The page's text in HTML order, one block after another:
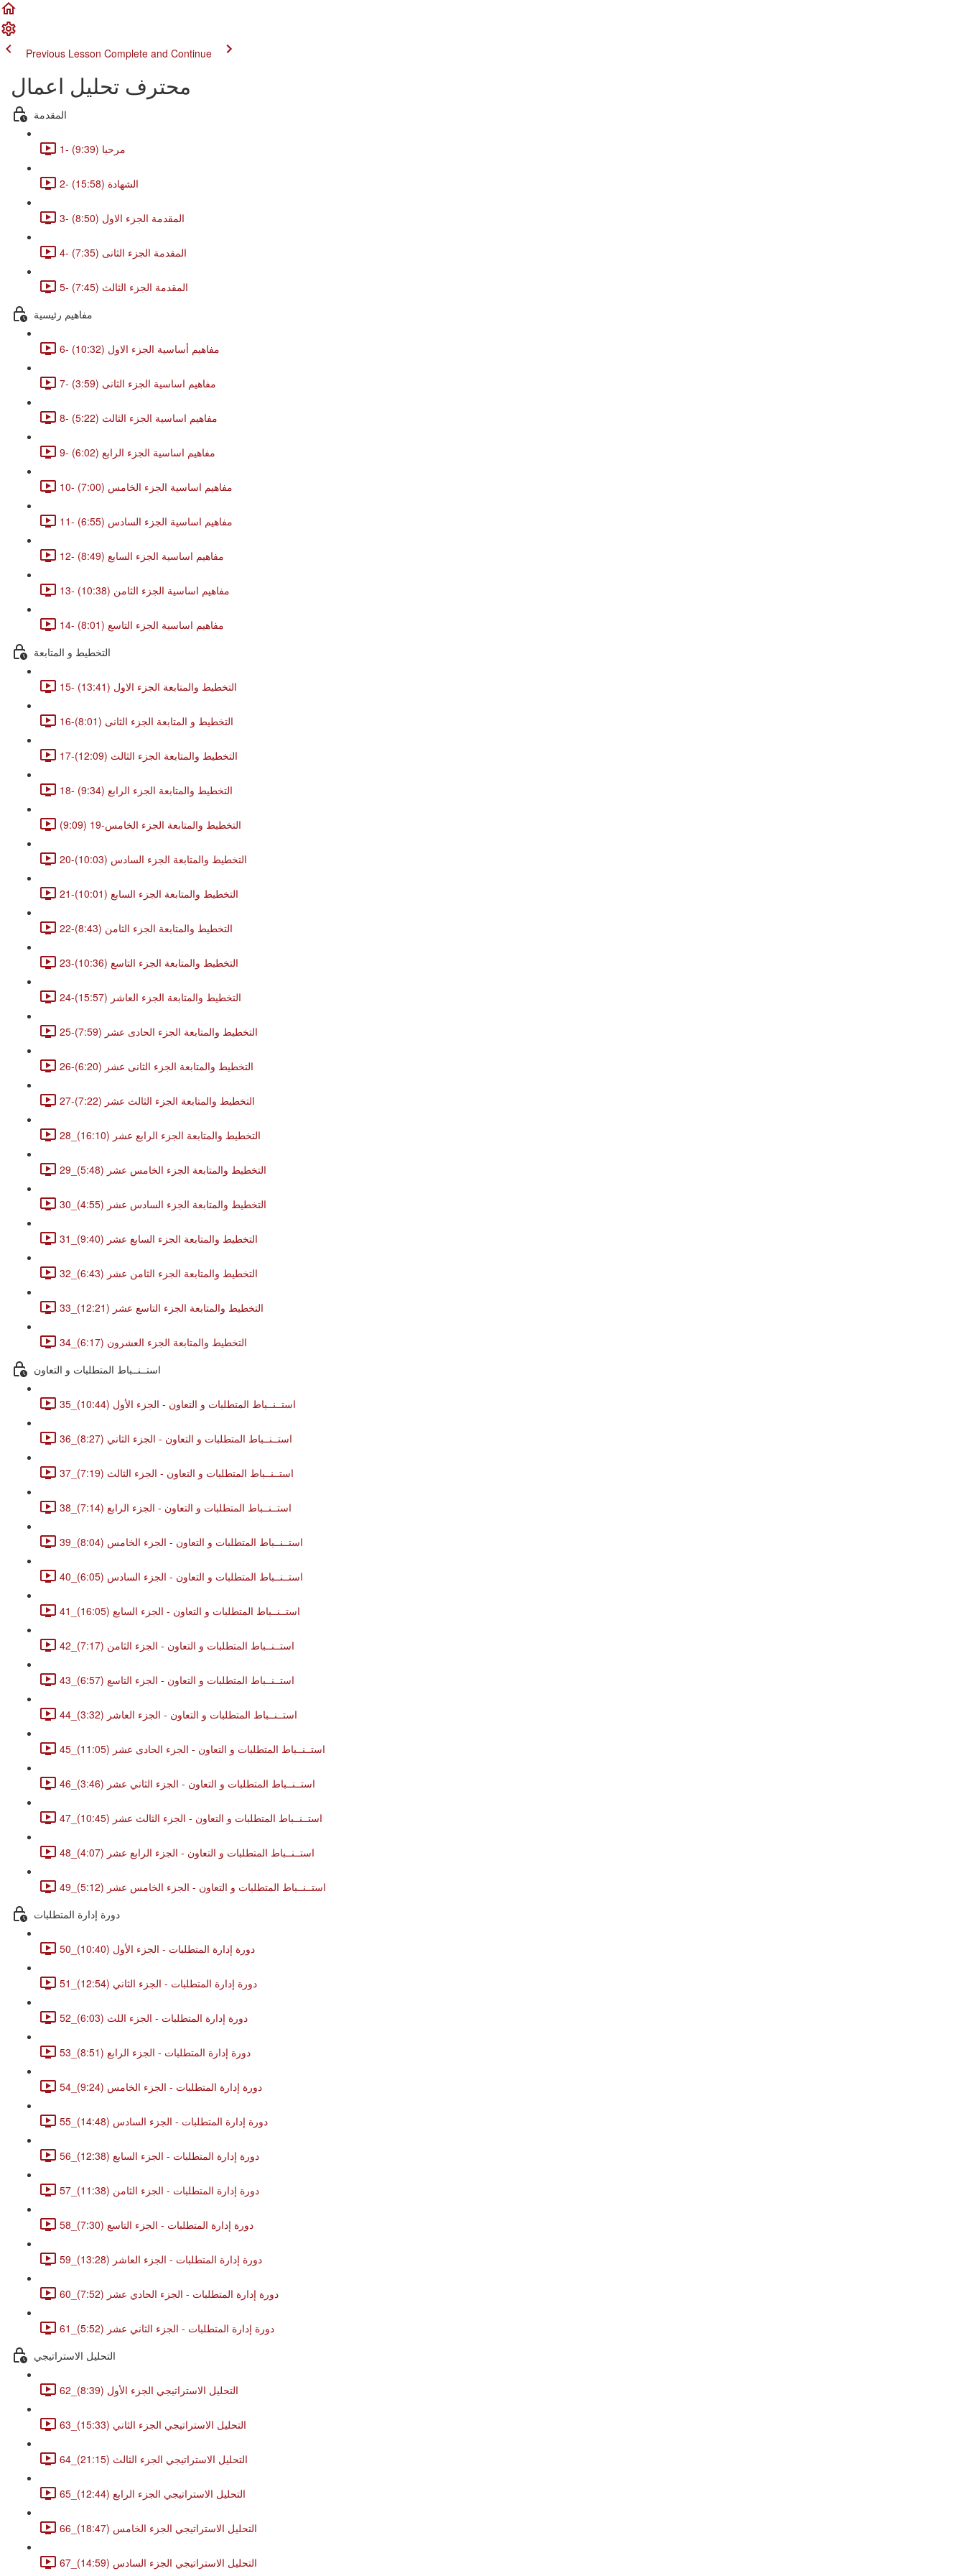
Previous Lesson Complete and Continue
محترف تحليل اعمال
المقدمة
1- مرحبا (9:39)
2- الشهادة (15:58)
3- المقدمة الجزء الاول (8:50)
4- المقدمة الجزء الثانى (7:35)
5- المقدمة الجزء الثالث (7:45)
مفاهيم رئيسية
6- مفاهيم أساسية الجزء الاول (10:32)
7- مفاهيم اساسية الجزء الثانى (3:59)
8- مفاهيم اساسية الجزء الثالث (5:22)
9- مفاهيم اساسية الجزء الرابع (6:02)
10- مفاهيم اساسية الجزء الخامس (7:00)
11- مفاهيم اساسية الجزء السادس (6:55)
12- مفاهيم اساسية الجزء السابع (8:49)
13- مفاهيم اساسية الجزء الثامن (10:38)
14- مفاهيم اساسية الجزء التاسع (8:01)
التخطيط و المتابعة
15- التخطيط والمتابعة الجزء الاول (13:41)
16-التخطيط و المتابعة الجزء الثانى (8:01)
17-التخطيط والمتابعة الجزء الثالث (12:09)
18- التخطيط والمتابعة الجزء الرابع (9:34)
التخطيط والمتابعة الجزء الخامس-19 (9:09)
20-التخطيط والمتابعة الجزء السادس (10:03)
21-التخطيط والمتابعة الجزء السابع (10:01)
22-التخطيط والمتابعة الجزء الثامن (8:43)
23-التخطيط والمتابعة الجزء التاسع (10:36)
24-التخطيط والمتابعة الجزء العاشر (15:57)
25-التخطيط والمتابعة الجزء الحادى عشر (7:59)
26-التخطيط والمتابعة الجزء الثانى عشر (6:20)
27-التخطيط والمتابعة الجزء الثالث عشر (7:22)
28_التخطيط والمتابعة الجزء الرابع عشر (16:10)
29_التخطيط والمتابعة الجزء الخامس عشر (5:48)
30_التخطيط والمتابعة الجزء السادس عشر (4:55)
31_التخطيط والمتابعة الجزء السابع عشر (9:40)
32_التخطيط والمتابعة الجزء الثامن عشر (6:43)
33_التخطيط والمتابعة الجزء التاسع عشر (12:21)
34_التخطيط والمتابعة الجزء العشرون (6:17)
استــنــباط المتطلبات و التعاون
35_استــنــباط المتطلبات و التعاون - الجزء الأول (10:44)
36_استــنــباط المتطلبات و التعاون - الجزء الثاني (8:27)
37_استــنــباط المتطلبات و التعاون - الجزء الثالث (7:19)
38_استــنــباط المتطلبات و التعاون - الجزء الرابع (7:14)
39_استــنــباط المتطلبات و التعاون - الجزء الخامس (8:04)
40_استــنــباط المتطلبات و التعاون - الجزء السادس (6:05)
41_استــنــباط المتطلبات و التعاون - الجزء السابع (16:05)
42_استــنــباط المتطلبات و التعاون - الجزء الثامن (7:17)
43_استــنــباط المتطلبات و التعاون - الجزء التاسع (6:57)
44_استــنــباط المتطلبات و التعاون - الجزء العاشر (3:32)
45_استــنــباط المتطلبات و التعاون - الجزء الحادى عشر (11:05)
46_استــنــباط المتطلبات و التعاون - الجزء الثاني عشر (3:46)
47_استــنــباط المتطلبات و التعاون - الجزء الثالث عشر (10:45)
48_استــنــباط المتطلبات و التعاون - الجزء الرابع عشر (4:07)
49_استــنــباط المتطلبات و التعاون - الجزء الخامس عشر (5:12)
دورة إدارة المتطلبات
50_دورة إدارة المتطلبات - الجزء الأول (10:40)
51_دورة إدارة المتطلبات - الجزء الثاني (12:54)
52_دورة إدارة المتطلبات - الجزء اللث (6:03)
53_دورة إدارة المتطلبات - الجزء الرابع (8:51)
54_دورة إدارة المتطلبات - الجزء الخامس (9:24)
55_دورة إدارة المتطلبات - الجزء السادس (14:48)
56_دورة إدارة المتطلبات - الجزء السابع (12:38)
57_دورة إدارة المتطلبات - الجزء الثامن (11:38)
58_دورة إدارة المتطلبات - الجزء التاسع (7:30)
59_دورة إدارة المتطلبات - الجزء العاشر (13:28)
60_دورة إدارة المتطلبات - الجزء الحادي عشر (7:52)
61_دورة إدارة المتطلبات - الجزء الثاني عشر (5:52)
التحليل الاستراتيجي
62_التحليل الاستراتيجي الجزء الأول (8:39)
63_التحليل الاستراتيجي الجزء الثاني (15:33)
64_التحليل الاستراتيجي الجزء الثالث (21:15)
65_التحليل الاستراتيجي الجزء الرابع (12:44)
66_التحليل الاستراتيجي الجزء الخامس (18:47)
67_التحليل الاستراتيجي الجزء السادس (14:59)